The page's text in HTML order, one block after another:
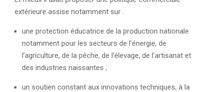
extérieure assise notamment sur :
une protection éducatrice de la production nationale
notamment pour les secteurs de l’énergie, de
l’agriculture, de la pêche, de l’élevage, de l’artisanat et
des industries naissantes ;
un soutien constant aux innovations techniques, à la